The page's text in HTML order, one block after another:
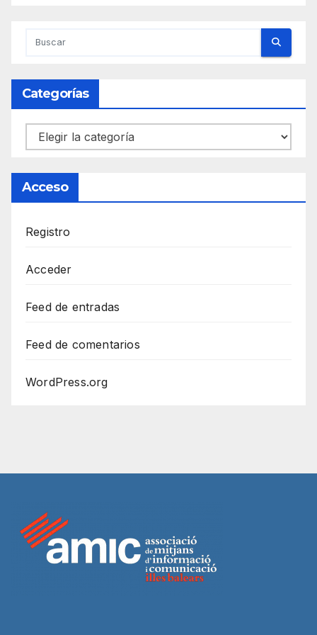
Categorías
Categorías
Acceso
Registro
Acceder
Feed de entradas
Feed de comentarios
WordPress.org